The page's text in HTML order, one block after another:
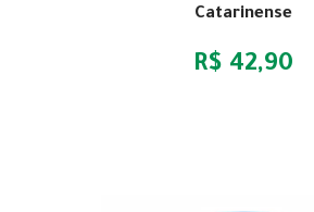
Catarinense
R$ 42,90